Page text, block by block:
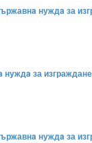
нуждa за
за
нуждa за